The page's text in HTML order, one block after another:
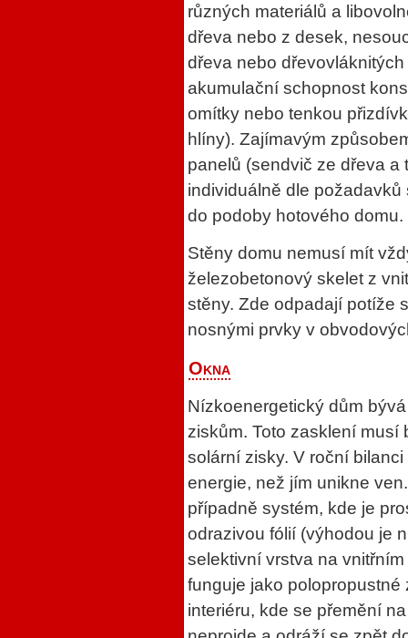
různých materiálů a
dřeva nebo z desek,
dřeva nebo
akumulační schopnost
omítky nebo tenkou
hlíny). Zajímavým
panelů (sendvič ze dřeva
individuálně dle
do podoby hotového domu.
Stěny domu nemusí mít
železobetonový skelet z
stěny. Zde odpadají potíže
nosnými prvky v
Okna
Nízkoenergetický dům
ziskům. Toto zasklení
solární zisky. V roční
energie, než jím unikne
případně systém, kde je
odrazivou fólií (výhodou je
selektivní vrstva na
funguje jako
interiéru, kde se přemění